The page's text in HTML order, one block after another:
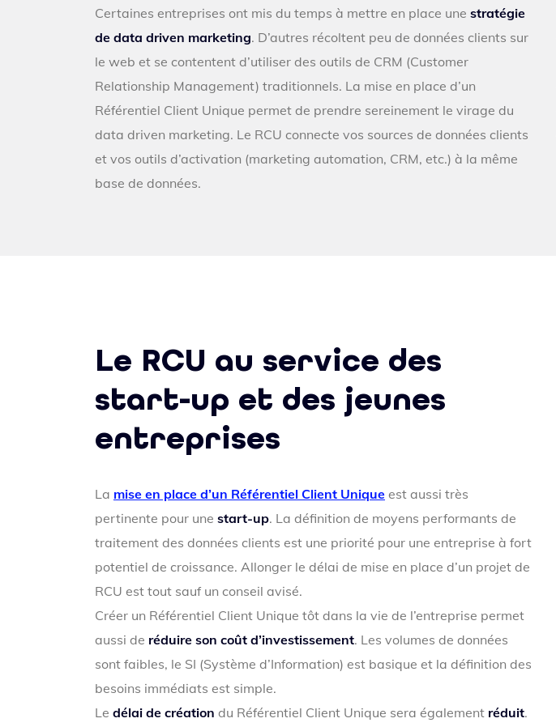
Certaines entreprises ont mis du temps à mettre en place une stratégie
de data driven marketing. D’autres récoltent peu de données clients sur
le web et se contentent d’utiliser des outils de CRM (Customer
Relationship Management) traditionnels. La mise en place d’un
Référentiel Client Unique permet de prendre sereinement le virage du
data driven marketing. Le RCU connecte vos sources de données clients
et vos outils d’activation (marketing automation, CRM, etc.) à la même
base de données.
Le RCU au service des
start-up et des jeunes
entreprises
La mise en place d’un Référentiel Client Unique est aussi très
pertinente pour une start-up. La définition de moyens performants de
traitement des données clients est une priorité pour une entreprise à fort
potentiel de croissance. Allonger le délai de mise en place d’un projet de
RCU est tout sauf un conseil avisé.
Créer un Référentiel Client Unique tôt dans la vie de l’entreprise permet
aussi de réduire son coût d’investissement. Les volumes de données
sont faibles, le SI (Système d’Information) est basique et la définition des
besoins immédiats est simple.
Le délai de création du Référentiel Client Unique sera également réduit.